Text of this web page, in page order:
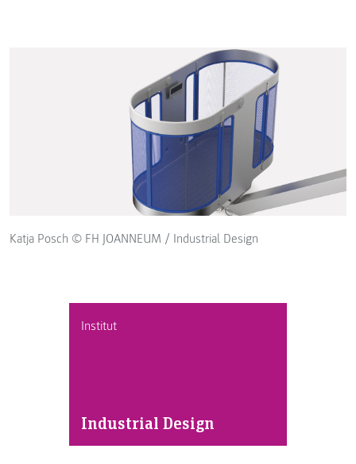
Institut
Industrial Design
Katja Posch © FH JOANNEUM / Industrial Design